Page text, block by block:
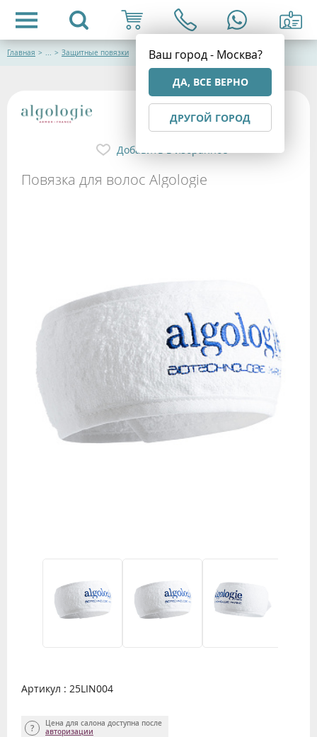
Ваш город - Москва?
ДА, ВСЕ ВЕРНО
ДРУГОЙ ГОРОД
Главная > ... > Защитные повязки
Повязка для волос Algologie
Добавить в избранное
Артикул : 25LIN004
Цена для салона доступна после
авторизации